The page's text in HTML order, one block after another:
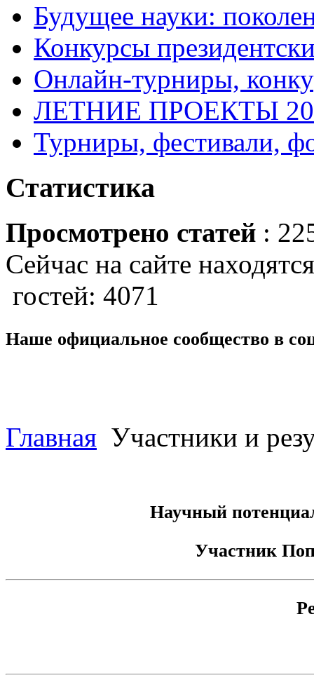
Будущее науки:
Конкурсы
Онлайн-турниры,
ЛЕТНИЕ ПРОЕКТЫ
Турниры, фестивали,
Статистика
Просмотрено статей :
Сейчас на сайте
гостей: 4071
Наше официальное сообщество в
Главная Участники и
Научный
Участник